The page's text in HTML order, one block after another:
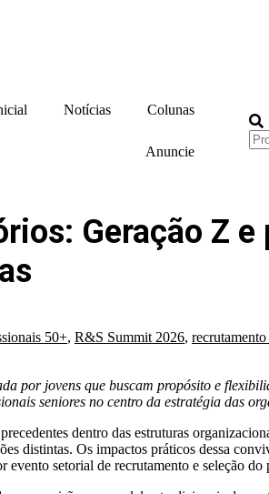
Notícias Colunas
Anuncie
Geração Z
50+, R&S Summit 2026, recrutamento
por jovens que buscam propósito e
seniores no centro da estratégia das
dentro das estruturas
distintas. Os impactos práticos dessa
setorial de recrutamento e seleção do